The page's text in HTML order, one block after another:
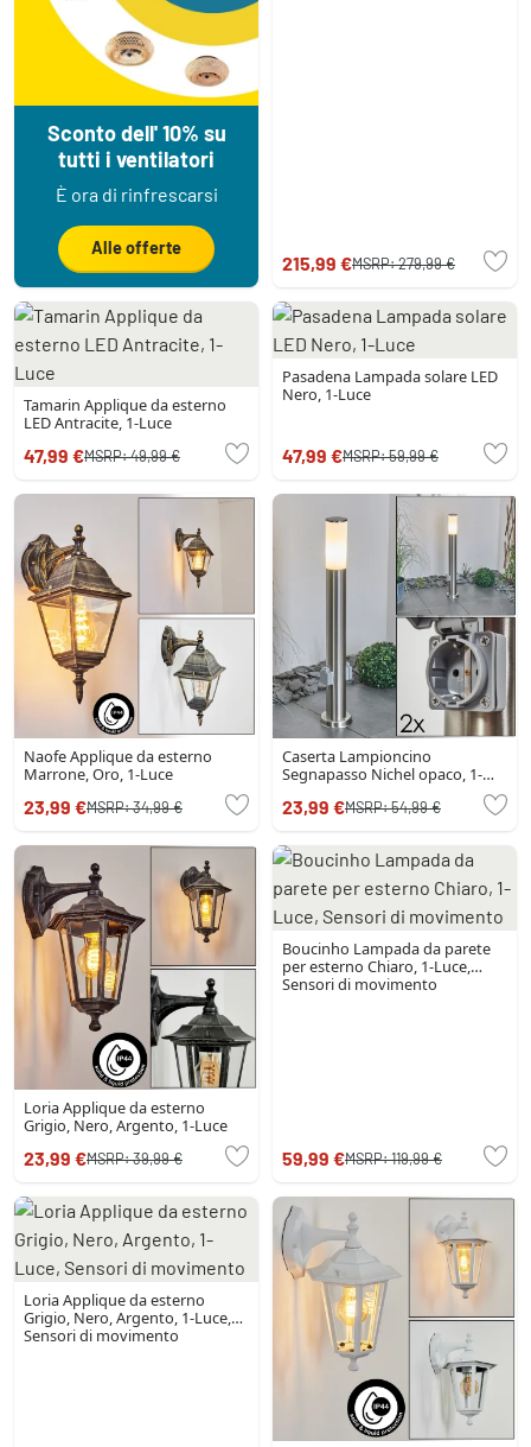
Sconto dell' 10% su
tutti i ventilatori
È ora di rinfrescarsi
Alle offerte
215,99 €MSRP:279,99 €
Tamarin Applique da esterno
LED Antracite, 1-Luce
47,99 €MSRP:49,99 €
Pasadena Lampada solare LED
Nero, 1-Luce
47,99 €MSRP:59,99 €
Naofe Applique da esterno
Marrone, Oro, 1-Luce
23,99 €MSRP:34,99 €
Caserta Lampioncino
Segnapasso Nichel opaco, 1-
23,99 €MSRP:54,99 €
Loria Applique da esterno
Grigio, Nero, Argento, 1-Luce
23,99 €MSRP:39,99 €
Boucinho Lampada da parete
per esterno Chiaro, 1-Luce,
Sensori di movimento
59,99 €MSRP:119,99 €
Loria Applique da esterno
Grigio, Nero, Argento, 1-Luce,
Sensori di movimento